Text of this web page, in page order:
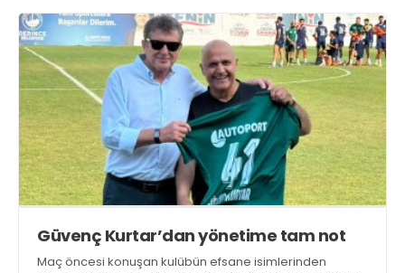
Güvenç Kurtar’dan yönetime tam not
Maç öncesi konuşan kulübün efsane isimlerinden